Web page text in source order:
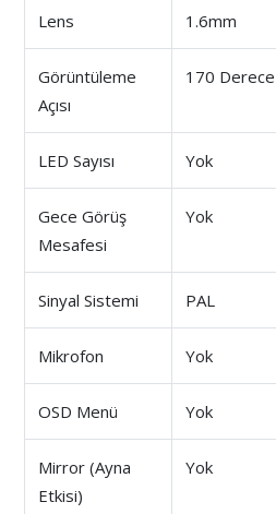
Lens 1.6mm
Görüntüleme
Açısı
170 Derece
LED Sayısı Yok
Gece Görüş
Mesafesi
Yok
Sinyal Sistemi PAL
Mikrofon Yok
OSD Menü Yok
Mirror (Ayna
Etkisi)
Yok